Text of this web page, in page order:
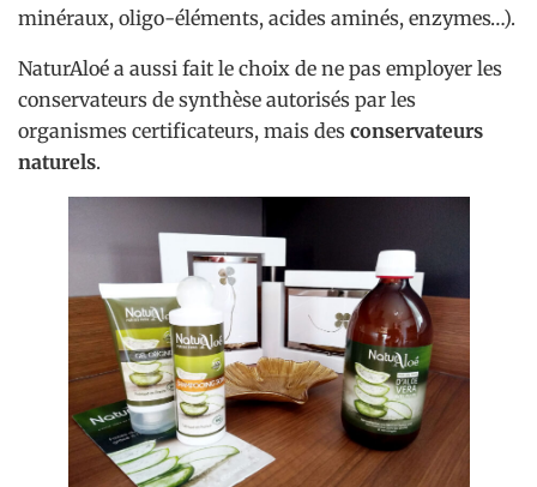
minéraux, oligo-éléments, acides aminés, enzymes…).
NaturAloé a aussi fait le choix de ne pas employer les
conservateurs de synthèse autorisés par les
organismes certificateurs, mais des conservateurs
naturels.